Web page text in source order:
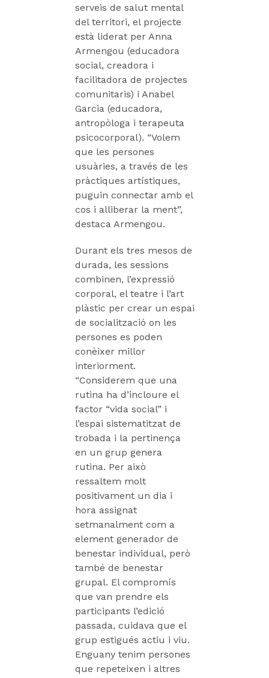
serveis de salut mental
del territori, el projecte
està liderat per Anna
Armengou (educadora
social, creadora i
facilitadora de projectes
comunitaris) i Anabel
Garcia (educadora,
antropòloga i terapeuta
psicocorporal). “Volem
que les persones
usuàries, a través de les
pràctiques artístiques,
puguin connectar amb el
cos i alliberar la ment”,
destaca Armengou.
Durant els tres mesos de
durada, les sessions
combinen, l’expressió
corporal, el teatre i l’art
plàstic per crear un espai
de socialització on les
persones es poden
conèixer millor
interiorment.
“Considerem que una
rutina ha d’incloure el
factor “vida social” i
l’espai sistematitzat de
trobada i la pertinença
en un grup genera
rutina. Per això
ressaltem molt
positivament un dia i
hora assignat
setmanalment com a
element generador de
benestar individual, però
també de benestar
grupal. El compromís
que van prendre els
participants l’edició
passada, cuidava que el
grup estigués actiu i viu.
Enguany tenim persones
que repeteixen i altres